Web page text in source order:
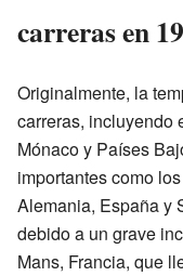
carreras en
Originalmente, la
carreras, incluyendo
Mónaco y Países
importantes como
Alemania, España y
debido a un grave
Mans, Francia, que